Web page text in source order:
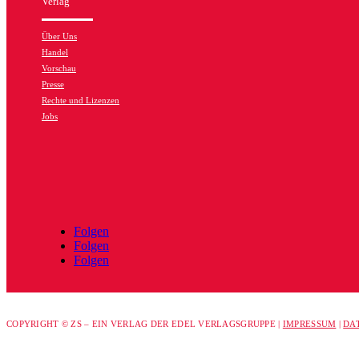
Über Uns
Handel
Vorschau
Presse
Rechte und Lizenzen
Jobs
Folgen
Folgen
Folgen
COPYRIGHT © ZS – EIN VERLAG DER EDEL VERLAGSGRUPPE | IMPRESSUM |